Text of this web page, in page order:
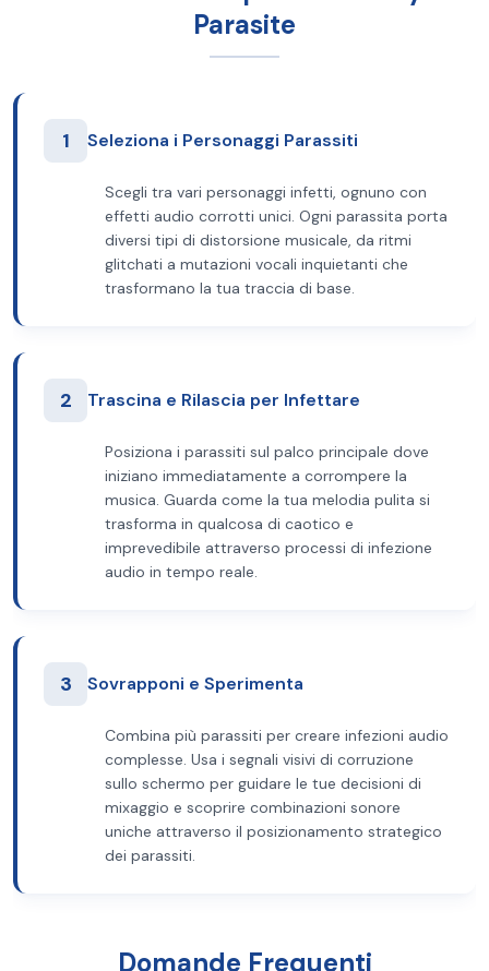
Parasite
1 Seleziona i Personaggi Parassiti
Scegli tra vari personaggi infetti, ognuno con
effetti audio corrotti unici. Ogni parassita porta
diversi tipi di distorsione musicale, da ritmi
glitchati a mutazioni vocali inquietanti che
trasformano la tua traccia di base.
2 Trascina e Rilascia per Infettare
Posiziona i parassiti sul palco principale dove
iniziano immediatamente a corrompere la
musica. Guarda come la tua melodia pulita si
trasforma in qualcosa di caotico e
imprevedibile attraverso processi di infezione
audio in tempo reale.
3 Sovrapponi e Sperimenta
Combina più parassiti per creare infezioni audio
complesse. Usa i segnali visivi di corruzione
sullo schermo per guidare le tue decisioni di
mixaggio e scoprire combinazioni sonore
uniche attraverso il posizionamento strategico
dei parassiti.
Domande Frequenti